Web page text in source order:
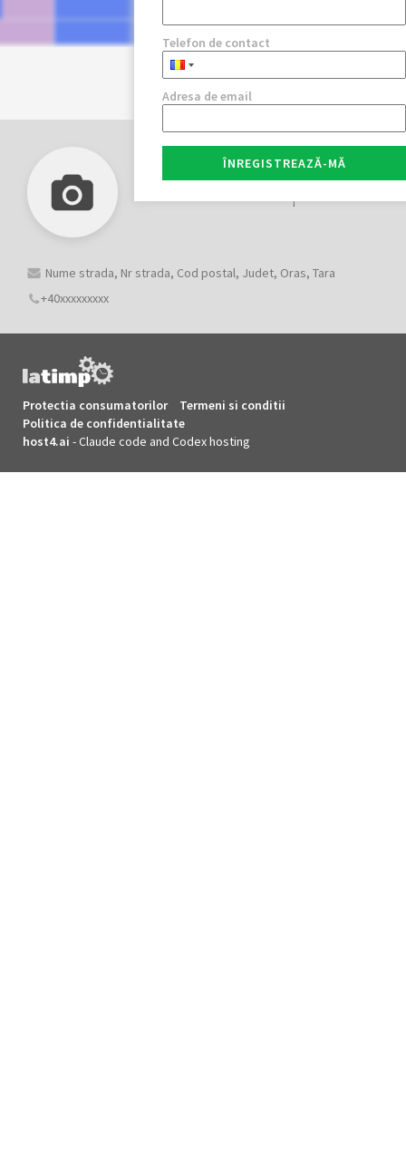
Nume strada, Nr strada, Cod postal, Judet, Oras, Tara
+40xxxxxxxxx
Protectia consumatorilor
Termeni si conditii
Politica de confidentialitate
host4.ai - Claude code and Codex hosting
Telefon de contact
Adresa de email
ÎNREGISTREAZĂ-MĂ